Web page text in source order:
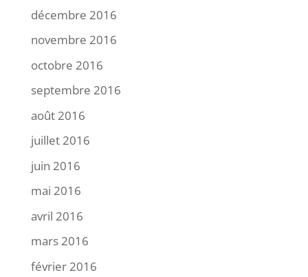
décembre 2016
novembre 2016
octobre 2016
septembre 2016
août 2016
juillet 2016
juin 2016
mai 2016
avril 2016
mars 2016
février 2016